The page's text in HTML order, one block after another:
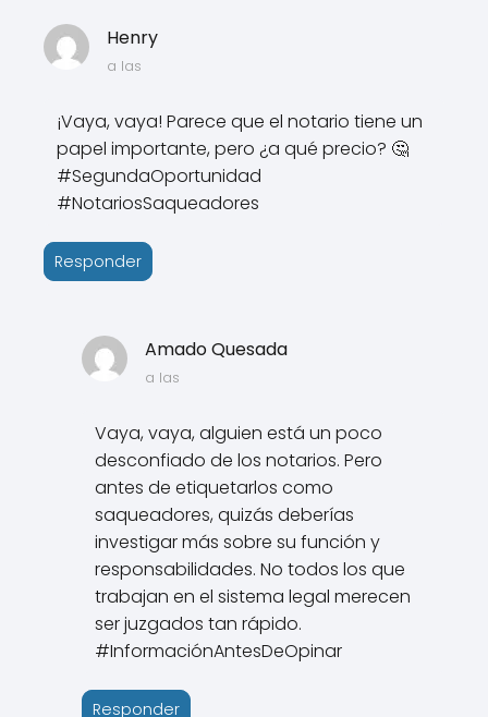
Henry
a las
¡Vaya, vaya! Parece que el notario tiene un
papel importante, pero ¿a qué precio? 🤔
#SegundaOportunidad
#NotariosSaqueadores
Responder
Amado Quesada
a las
Vaya, vaya, alguien está un poco
desconfiado de los notarios. Pero
antes de etiquetarlos como
saqueadores, quizás deberías
investigar más sobre su función y
responsabilidades. No todos los que
trabajan en el sistema legal merecen
ser juzgados tan rápido.
#InformaciónAntesDeOpinar
Responder